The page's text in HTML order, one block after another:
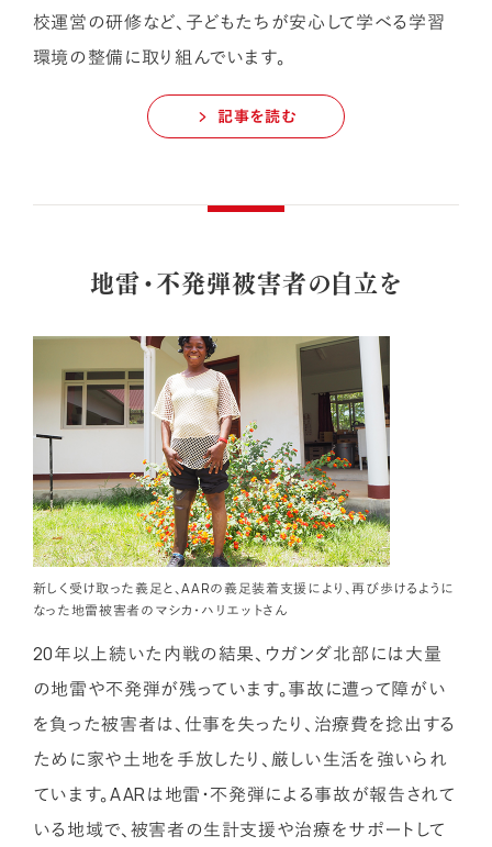
校運営の研修など、子どもたちが安心して学べる学習
環境の整備に取り組んでいます。
記事を読む
地雷・不発弾被害者の自立を
新しく受け取った義足と、AARの義足装着支援により、再び歩けるように
なった地雷被害者のマシカ・ハリエットさん
20年以上続いた内戦の結果、ウガンダ北部には大量
の地雷や不発弾が残っています。事故に遭って障がい
を負った被害者は、仕事を失ったり、治療費を捻出する
ために家や土地を手放したり、厳しい生活を強いられ
ています。AARは地雷・不発弾による事故が報告されて
いる地域で、被害者の生計支援や治療をサポートして